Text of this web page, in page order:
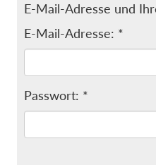
E-Mail-Adresse und
E-Mail-Adresse: *
Passwort: *